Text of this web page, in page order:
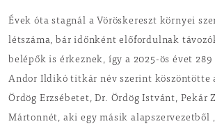
Évek óta stagnál a Vöröskereszt környei
létszáma, bár időnként előfordulnak
belépők is érkeznek, így a 2025-ös évet
Andor Ildikó titkár név szerint köszöntötte
Ördög Erzsébetet, Dr. Ördög Istvánt, Pekár
Mártonnét, aki egy másik alapszervezetből